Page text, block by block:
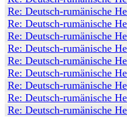
Re: Deutsch-rumänische
Re: Deutsch-rumänische
Re: Deutsch-rumänische
Re: Deutsch-rumänische
Re: Deutsch-rumänische
Re: Deutsch-rumänische
Re: Deutsch-rumänische
Re: Deutsch-rumänische
Re: Deutsch-rumänische